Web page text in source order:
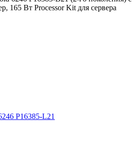
165 Вт Processor Kit для сервера